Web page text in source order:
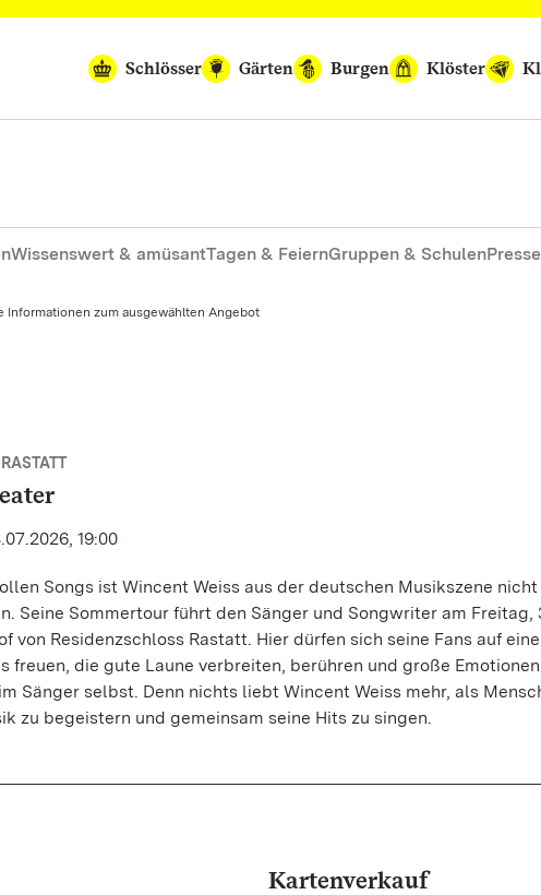
Schlösser
Gärten Burgen Klöster
Wissenswert & amüsantTagen & FeiernGruppen & SchulenPresse
Informationen zum ausgewählten Angebot
19:00
Songs ist Wincent Weiss aus der deutschen Musikszene nicht
Seine Sommertour führt den Sänger und Songwriter am Freitag,
von Residenzschloss Rastatt. Hier dürfen sich seine Fans auf
freuen, die gute Laune verbreiten, berühren und große Emotionen
Sänger selbst. Denn nichts liebt Wincent Weiss mehr, als
zu begeistern und gemeinsam seine Hits zu singen.
Kartenverkauf